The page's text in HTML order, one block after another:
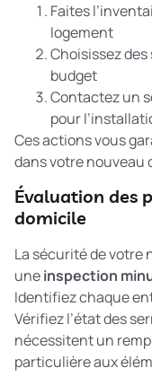
Faites
logement
Choisissez
budget
Contactez un
pour
Ces actions vous
dans votre nouveau
Évaluation des
domicile
La sécurité de votre
uneinspection
Identifiez chaque
Vérifiez l’état des
nécessitent un
particulière aux